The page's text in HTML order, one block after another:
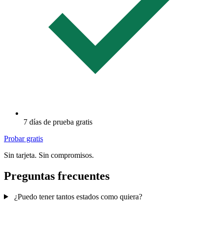
7 días de prueba gratis
Probar gratis
Sin tarjeta. Sin compromisos.
Preguntas frecuentes
¿Puedo tener tantos estados como quiera?